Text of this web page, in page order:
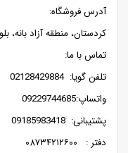
آدرس فروشگاه:
کردستان، منطقه آزاد بانه،
تماس با ما:
تلفن گویا: 02128429884
واتساپ:09229744685
پشتیبانی: 09185983418
دفتر : ۰۸۷۳۴۲۱۲۶۰۰